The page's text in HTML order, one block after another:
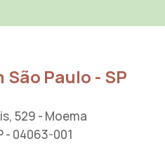
São Paulo - SP
529 - Moema
- 04063-001